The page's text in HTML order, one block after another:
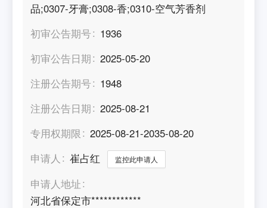
品;0307-牙膏;0308-香;0310-空气芳香剂
初审公告期号
1936
初审公告日期
2025-05-20
注册公告期号
1948
注册公告日期
2025-08-21
专用权期限
2025-08-21-2035-08-20
申请人
崔占红 监控此申请人
申请人地址
河北省保定市************